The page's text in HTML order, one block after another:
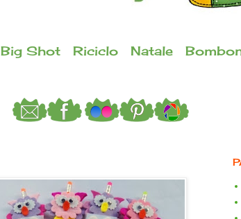
Big Shot Riciclo Natale